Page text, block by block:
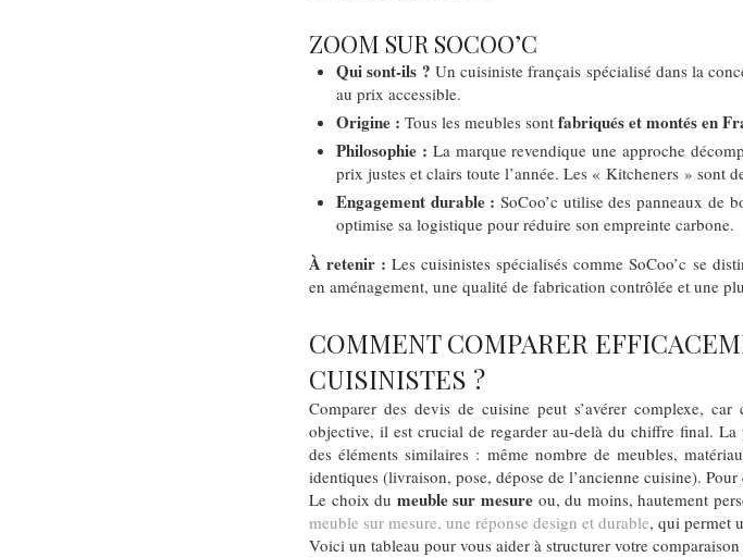
ZOOM SUR SOCOO’C
Qui sont-ils ? Un cuisiniste français spécialisé dans la
au prix accessible.
Origine : Tous les meubles sont fabriqués et montés en
Philosophie : La marque revendique une approche
prix justes et clairs toute l’année. Les « Kitcheners » sont
Engagement durable : SoCoo’c utilise des panneaux de
optimise sa logistique pour réduire son empreinte carbone.
À retenir : Les cuisinistes spécialisés comme SoCoo’c se
en aménagement, une qualité de fabrication contrôlée et une
COMMENT COMPARER
CUISINISTES ?
Comparer des devis de cuisine peut s’avérer complexe,
objective, il est crucial de regarder au-delà du chiffre final. La
des éléments similaires : même nombre de meubles,
identiques (livraison, pose, dépose de l’ancienne cuisine).
Le choix du meuble sur mesureou, du moins, hautement
meuble sur mesure, une réponse design et durable, qui permet
Voici un tableau pour vous aider à structurer votre comparaison